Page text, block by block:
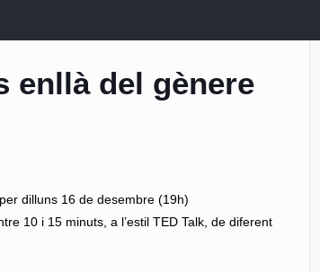
enllà del gènere
dilluns 16 de desembre (19h)
10 i 15 minuts, a l’estil TED Talk, de diferent